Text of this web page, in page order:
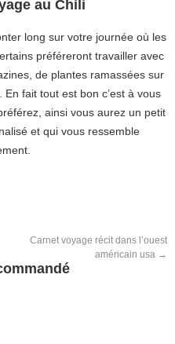
au Chili
long sur votre journée où les
préféreront travailler avec
de plantes ramassées sur
fait tout est bon c’est à vous
ainsi vous aurez un petit
et qui vous ressemble
Carnet voyage récit dans l’ouest
américain usa →